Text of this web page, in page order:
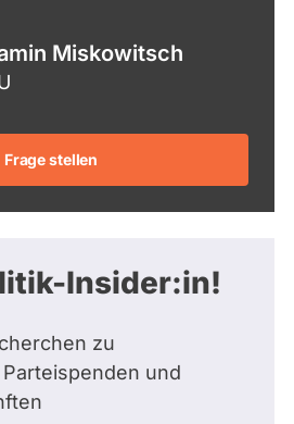
Miskowitsch
Frage stellen
Insider:in!
zu
und